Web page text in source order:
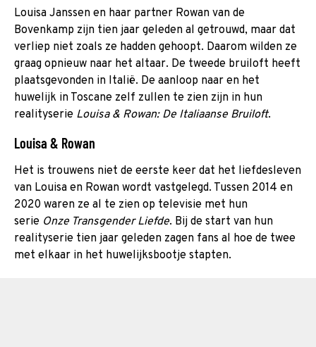
Louisa Janssen en haar partner Rowan van de
Bovenkamp zijn tien jaar geleden al getrouwd, maar dat
verliep niet zoals ze hadden gehoopt. Daarom wilden ze
graag opnieuw naar het altaar. De tweede bruiloft heeft
plaatsgevonden in Italië. De aanloop naar en het
huwelijk in Toscane zelf zullen te zien zijn in hun
realityserie Louisa & Rowan: De Italiaanse Bruiloft.
Louisa & Rowan
Het is trouwens niet de eerste keer dat het liefdesleven
van Louisa en Rowan wordt vastgelegd. Tussen 2014 en
2020 waren ze al te zien op televisie met hun
serie Onze Transgender Liefde. Bij de start van hun
realityserie tien jaar geleden zagen fans al hoe de twee
met elkaar in het huwelijksbootje stapten.